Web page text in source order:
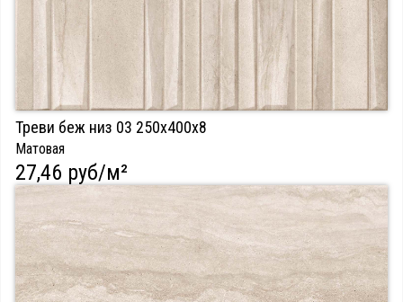
Треви беж низ 03 250х400х8
Матовая
27,46 руб/м²